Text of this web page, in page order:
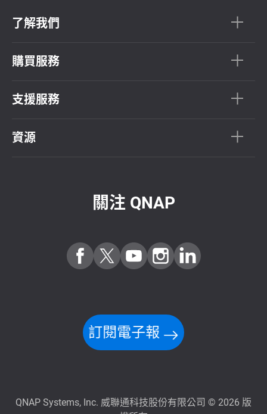
了解我們
購買服務
支援服務
資源
關注 QNAP
訂閱電子報
QNAP Systems, Inc. 威聯通科技股份有限公司 © 2026 版